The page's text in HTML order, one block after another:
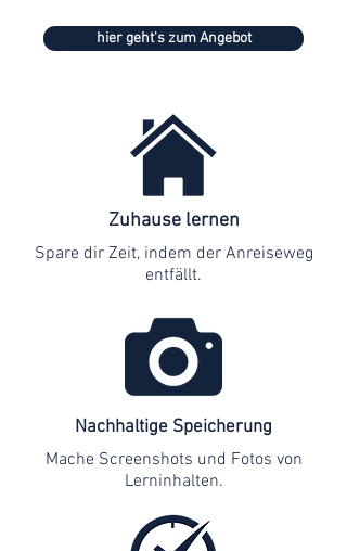
hier geht's zum Angebot
Zuhause lernen
Spare dir Zeit, indem der Anreiseweg
entfällt.
Nachhaltige Speicherung
Mache Screenshots und Fotos von
Lerninhalten.